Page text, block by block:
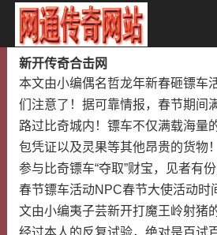
新开传奇合击网
本文由小编偶名哲龙年新春砸镖车
们注意了！据可靠情报，春节期间
路过比奇城内！镖车不仅满载海量
包凭证以及灵果等其他昂贵的货物
参与比奇镖车“夺取”财宝，见者有
春节镖车活动NPC春节大使活动时
文由小编夷子芸新开打魔王岭射猪
经过本人的反复试验，绝对是百试